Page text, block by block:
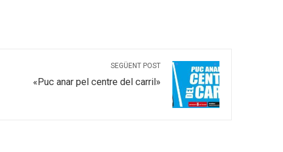
SEGÜENT POST
«Puc anar pel centre del carril»